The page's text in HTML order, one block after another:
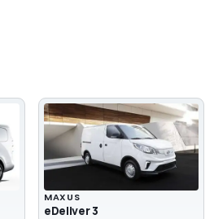
MAXUS
eDeliver 3